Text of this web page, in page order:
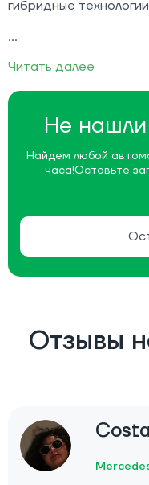
Не нашли
Найдем любой
часа!Оставьте
гибридные
Читать далее
Отзывы